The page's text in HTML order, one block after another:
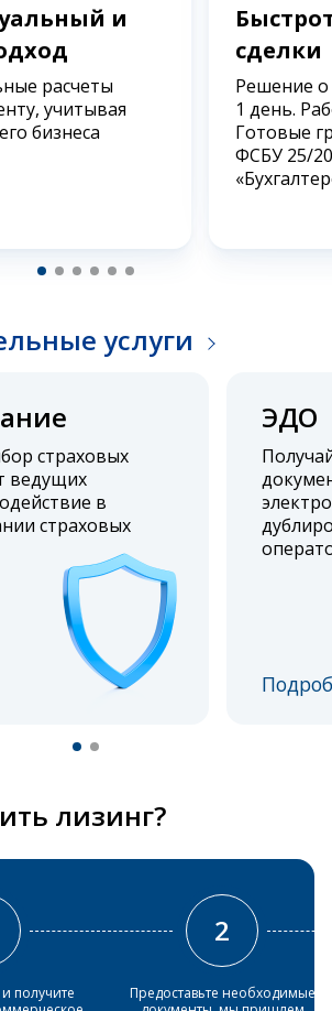
и
расчеты
учитывая
бизнеса
сделки
Решение
1 день.
Готовые
ФСБУ 25/
услуги
страховых
ведущих
в
страховых
ЭДО
лизинг?
и получите
2
Предоставьте необходимые